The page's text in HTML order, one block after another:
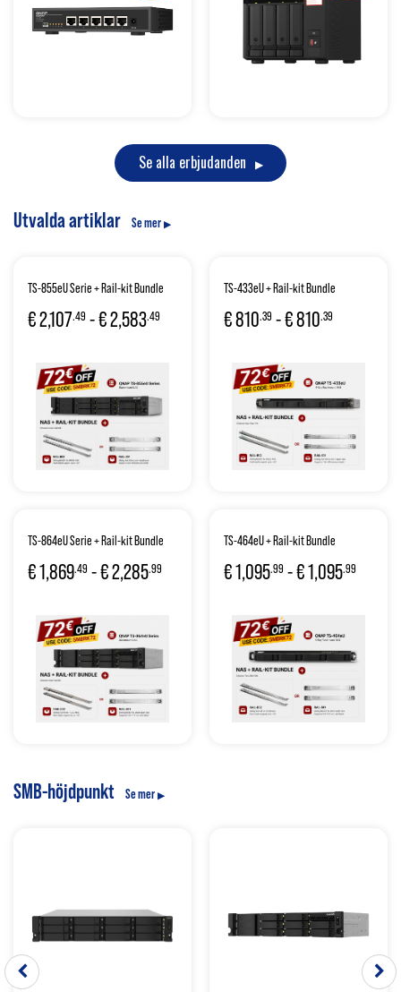
Se alla erbjudanden
Utvalda artiklar Se mer
TS-855eU Serie + Rail-kit Bundle
€2,107.49 -€2,583.49
TS-433eU + Rail-kit Bundle
€810.39 -€810.39
TS-864eU Serie + Rail-kit Bundle
€1,869.49 -€2,285.99
TS-464eU + Rail-kit Bundle
€1,095.99 -€1,095.99
SMB-höjdpunkt Se mer